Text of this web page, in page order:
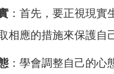
：首先，要正視現實
相應的措施來保護自
：學會調整自己的心